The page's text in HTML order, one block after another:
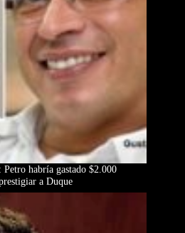
habría gastado $2.000
a Duque